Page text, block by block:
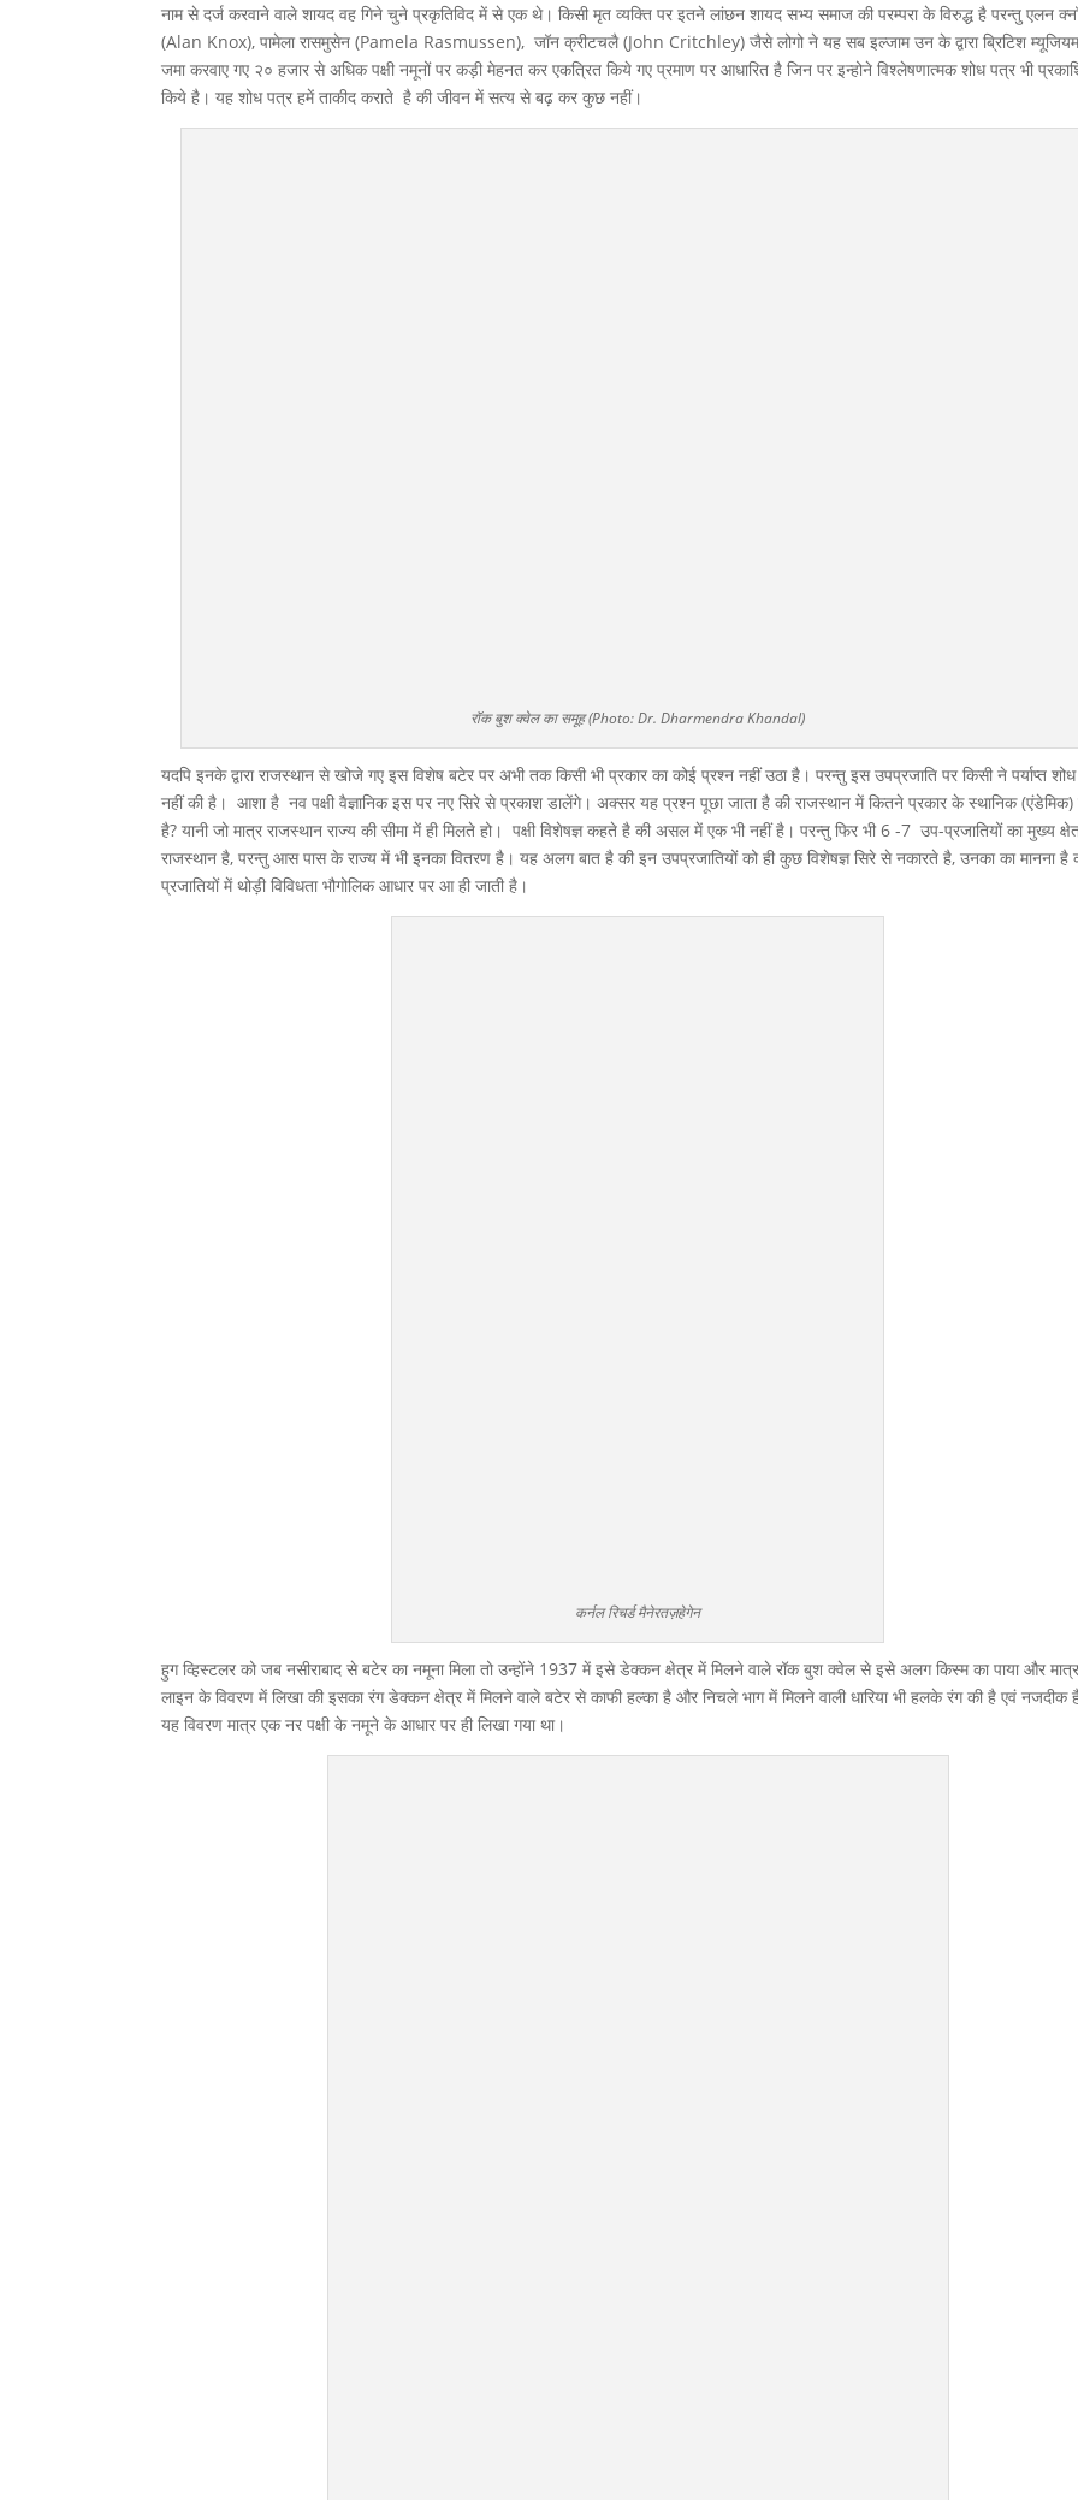
नाम से दर्ज करवाने वाले शायद वह गिने चुने प्रकृतिविद में से एक थे। किसी मृत व्यक्ति पर इतने लांछन शायद सभ्य समाज की परम्परा के विरुद्ध है परन्तु एलन
(Alan Knox), पामेला रासमुसेन (Pamela Rasmussen), जॉन क्रीटचलै (John Critchley) जैसे लोगो ने यह सब इल्जाम उन के द्वारा ब्रिटिश
जमा करवाए गए २० हजार से अधिक पक्षी नमूनों पर कड़ी मेहनत कर एकत्रित किये गए प्रमाण पर आधारित है जिन पर इन्होने विश्लेषणात्मक शोध पत्र भी
किये है। यह शोध पत्र हमें ताकीद कराते है की जीवन में सत्य से बढ़ कर कुछ नहीं।
रॉक बुश क्वेल का समूह (Photo: Dr. Dharmendra Khandal)
यदपि इनके द्वारा राजस्थान से खोजे गए इस विशेष बटेर पर अभी तक किसी भी प्रकार का कोई प्रश्न नहीं उठा है। परन्तु इस उपप्रजाति पर किसी ने पर्याप्त शोध
नहीं की है। आशा है नव पक्षी वैज्ञानिक इस पर नए सिरे से प्रकाश डालेंगे। अक्सर यह प्रश्न पूछा जाता है की राजस्थान में कितने प्रकार के स्थानिक (एंडेमिक)
है? यानी जो मात्र राजस्थान राज्य की सीमा में ही मिलते हो। पक्षी विशेषज्ञ कहते है की असल में एक भी नहीं है। परन्तु फिर भी 6 -7 उप-प्रजातियों का मुख्य
राजस्थान है, परन्तु आस पास के राज्य में भी इनका वितरण है। यह अलग बात है की इन उपप्रजातियों को ही कुछ विशेषज्ञ सिरे से नकारते है, उनका का मानना है
प्रजातियों में थोड़ी विविधता भौगोलिक आधार पर आ ही जाती है।
कर्नल रिचर्ड मैनेरतज़हेगेन
हुग व्हिस्टलर को जब नसीराबाद से बटेर का नमूना मिला तो उन्होंने 1937 में इसे डेक्कन क्षेत्र में मिलने वाले रॉक बुश क्वेल से इसे अलग किस्म का पाया और
लाइन के विवरण में लिखा की इसका रंग डेक्कन क्षेत्र में मिलने वाले बटेर से काफी हल्का है और निचले भाग में मिलने वाली धारिया भी हलके रंग की है एवं नजदीक
यह विवरण मात्र एक नर पक्षी के नमूने के आधार पर ही लिखा गया था।